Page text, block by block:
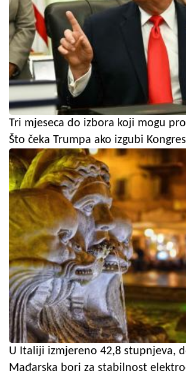
Tri mjeseca do izbora koji mogu
Što čeka Trumpa ako izgubi
U Italiji izmjereno 42,8 stupnjeva,
Mađarska bori za stabilnost